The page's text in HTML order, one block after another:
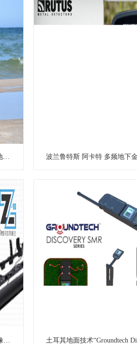
波兰鲁特斯RUTUS VERSA防水多频地下金属探测器金银探宝器